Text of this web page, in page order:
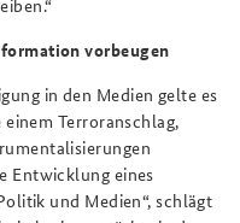
vorbeugen
in den Medien gelte es
Terroranschlag,
Entwicklung eines
und Medien“, schlägt